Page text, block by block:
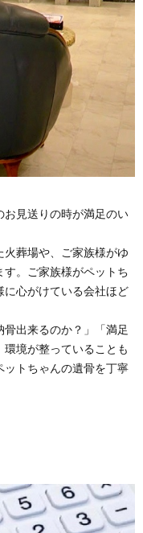
お見送りの時が満足のい
葬場や、ご家族様がゆ
。ご家族様がペットち
に心がけている会社ほど
骨出来るのか？」「満足
境が整っていることも
ットちゃんの遺骨を丁寧